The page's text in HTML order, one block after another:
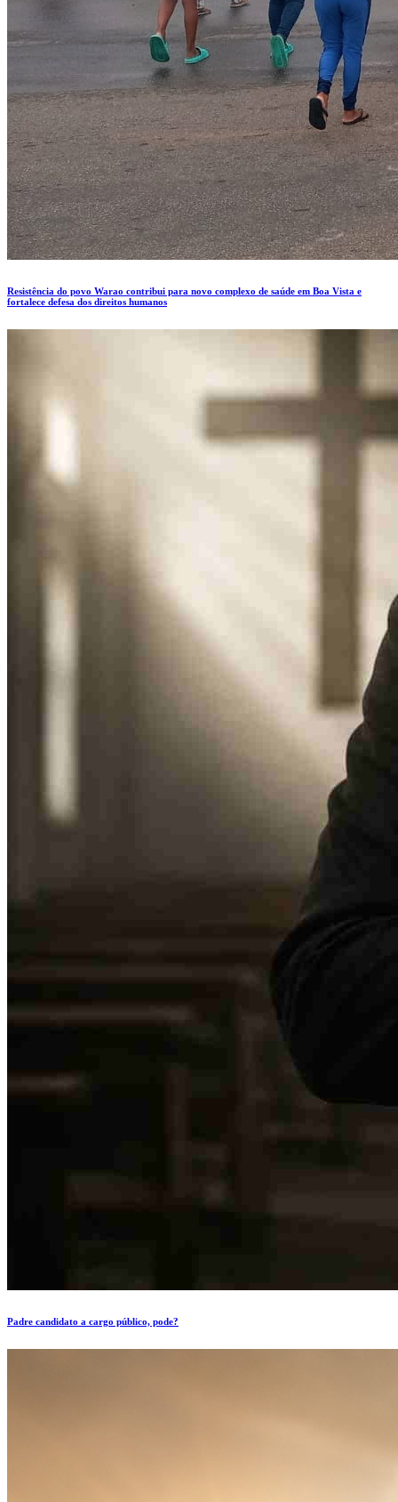
Resistência do povo Warao contribui para novo complexo de saúde em Boa Vista e
fortalece defesa dos direitos humanos
Padre candidato a cargo público, pode?